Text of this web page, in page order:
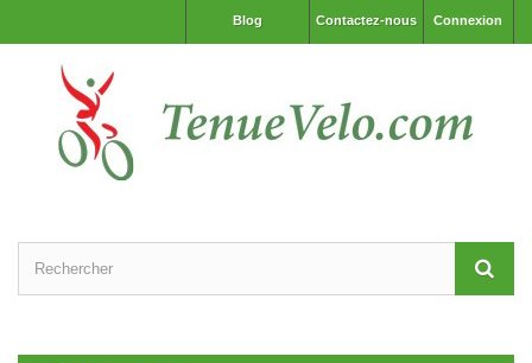
Connexion
Contactez-nous
Blog